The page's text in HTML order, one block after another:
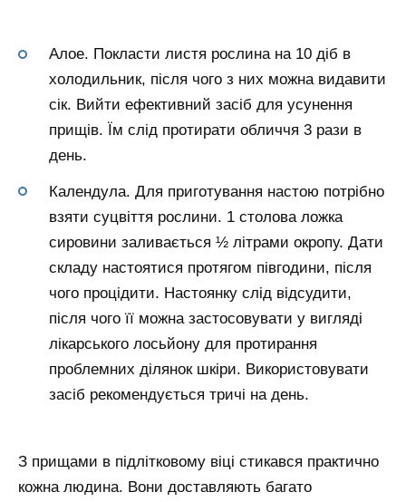
Алое. Покласти листя рослина на 10 діб в
холодильник, після чого з них можна видавити
сік. Вийти ефективний засіб для усунення
прищів. Їм слід протирати обличчя 3 рази в
день.
Календула. Для приготування настою потрібно
взяти суцвіття рослини. 1 столова ложка
сировини заливається ½ літрами окропу. Дати
складу настоятися протягом півгодини, після
чого процідити. Настоянку слід відсудити,
після чого її можна застосовувати у вигляді
лікарського лосьйону для протирання
проблемних ділянок шкіри. Використовувати
засіб рекомендується тричі на день.
З прищами в підлітковому віці стикався практично
кожна людина. Вони доставляють багато